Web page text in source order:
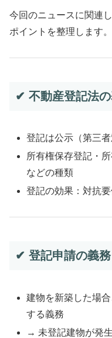
今回のニュースに関連
ポイントを整理します。
✔ 不動産登記法
登記は公示（第三
所有権保存登記・
などの種類
登記の効果：対抗
✔ 登記申請の義務
建物を新築した場
する義務
→ 未登記建物が発